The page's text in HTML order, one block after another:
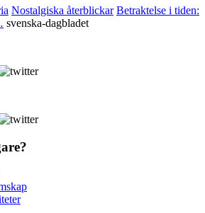
Nostalgiska återblickar Betraktelse i tiden:
svenska-dagbladet